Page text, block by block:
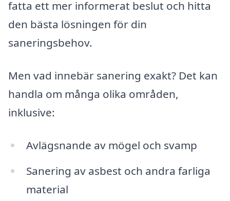
fatta ett mer informerat beslut och hitta
den bästa lösningen för din
saneringsbehov.
Men vad innebär sanering exakt? Det kan
handla om många olika områden,
inklusive:
Avlägsnande av mögel och svamp
Sanering av asbest och andra farliga
material